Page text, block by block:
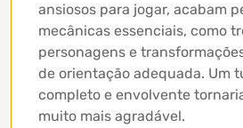
ansiosos para jogar, acabam
mecânicas essenciais, como
personagens e
de orientação adequada. Um
completo e envolvente
muito mais agradável.